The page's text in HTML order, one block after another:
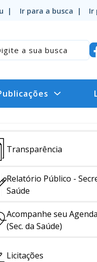
| Ir para a busca | Ir
Transparência
Relatório Público -
Saúde
Acompanhe seu
(Sec. da Saúde)
Licitações